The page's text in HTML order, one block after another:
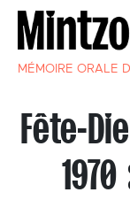
MÉMOIRE ORALE
Fête-